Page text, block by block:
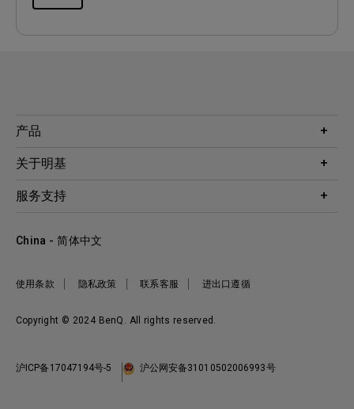
产品
投影机
WiT智能灯
关于明基
公司简介
企业社会责任
服务支持
档案下载与常见问题
Copyright © 2024 BenQ. All rights reserved.
使用条款 隐私政策 联系客服 进出口遵循
China - 简体中文
沪ICP备17047194号-5 沪公网安备31010502006993号